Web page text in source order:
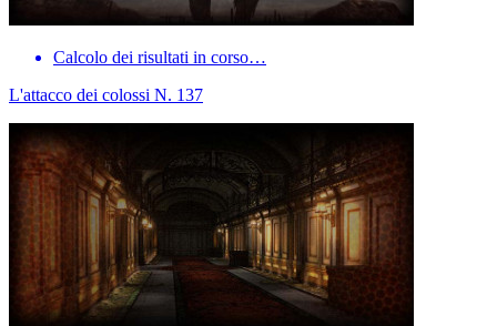
Calcolo dei risultati in corso…
L'attacco dei colossi N. 137